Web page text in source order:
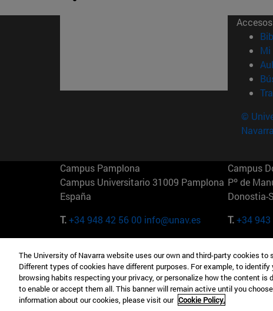
Mi
©
Navarra
Campus Pamplona
Campus Universitario 31009 Pamplona
España
T.+34 948 42 56 00 info@unav.es
Campus
Pº de
Donostia-
T.+34
Camino del Cerro Águila 3 28023
Madrid España
T.+34 912 11 30 00
165 W
EE.UU
T.+1 646
The University of Navarra website uses our own and third-party cookies
Different types of cookies have different purposes. For example, to
browsing habits respecting your privacy, or personalize how the content is
to enable or accept them all. This banner will remain active until you
information about our cookies, please visit our Cookie Policy.